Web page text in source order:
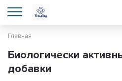
Главная
Биологически
добавки